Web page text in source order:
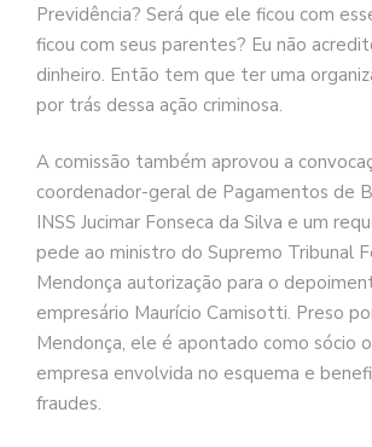
Previdência? Será que ele ficou com
ficou com seus parentes? Eu não
dinheiro. Então tem que ter uma
por trás dessa ação criminosa.
A comissão também aprovou a
coordenador-geral de Pagamentos de
INSS Jucimar Fonseca da Silva e um
pede ao ministro do Supremo Tribunal
Mendonça autorização para o
empresário Maurício Camisotti. Preso
Mendonça, ele é apontado como sócio
empresa envolvida no esquema e
fraudes.